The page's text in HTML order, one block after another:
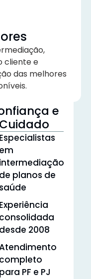
cliente e
das melhores
e
Cuidado
Especialistas
em
intermediação
de planos de
saúde
Experiência
consolidada
desde 2008
completo
para PF e PJ